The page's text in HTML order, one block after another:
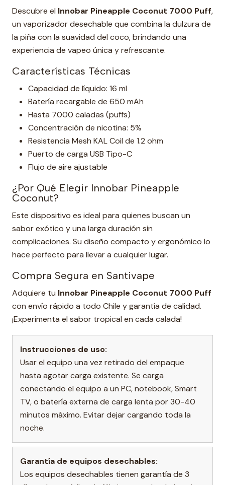
Descubre el Innobar Pineapple Coconut 7000 Puff,
un vaporizador desechable que combina la dulzura de
la piña con la suavidad del coco, brindando una
experiencia de vapeo única y refrescante.
Características Técnicas
Capacidad de líquido: 16 ml
Batería recargable de 650 mAh
Hasta 7000 caladas (puffs)
Concentración de nicotina: 5%
Resistencia Mesh KAL Coil de 1.2 ohm
Puerto de carga USB Tipo-C
Flujo de aire ajustable
¿Por Qué Elegir Innobar Pineapple
Coconut?
Este dispositivo es ideal para quienes buscan un
sabor exótico y una larga duración sin
complicaciones. Su diseño compacto y ergonómico lo
hace perfecto para llevar a cualquier lugar.
Compra Segura en Santivape
Adquiere tu Innobar Pineapple Coconut 7000 Puff
con envío rápido a todo Chile y garantía de calidad.
¡Experimenta el sabor tropical en cada calada!
Instrucciones de uso:
Usar el equipo una vez retirado del empaque
hasta agotar carga existente. Se carga
conectando el equipo a un PC, notebook, Smart
TV, o batería externa de carga lenta por 30-40
minutos máximo. Evitar dejar cargando toda la
noche.
Garantía de equipos desechables:
Los equipos desechables tienen garantía de 3